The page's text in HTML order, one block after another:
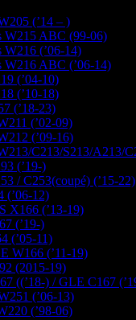
(’14 – )
W215 ABC (99-06)
W216 (’06-14)
W216 ABC (’06-14)
(’04-10)
(’10-18)
(’18-23)
(’02-09)
(’09-16)
C213/S213/A213/
(’19-)
/ C253(coupé) (’15-22)
(’06-12)
X166 (’13-19)
(’19-)
(’05-11)
W166 (’11-19)
(2015-19)
((’18-) / GLE C167
(’06-13)
(’98-06)